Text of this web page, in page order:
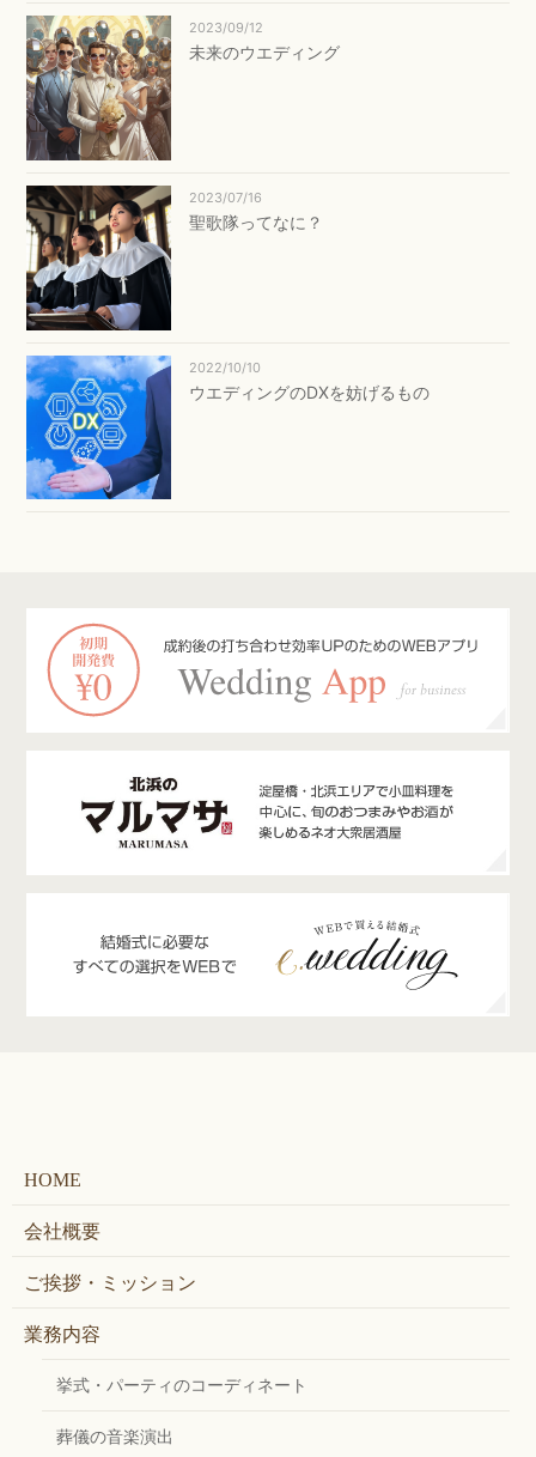
2023/09/12
未来のウエディング
2023/07/16
聖歌隊ってなに？
2022/10/10
ウエディングのDXを妨げるもの
HOME
会社概要
ご挨拶・ミッション
業務内容
挙式・パーティのコーディネート
葬儀の音楽演出